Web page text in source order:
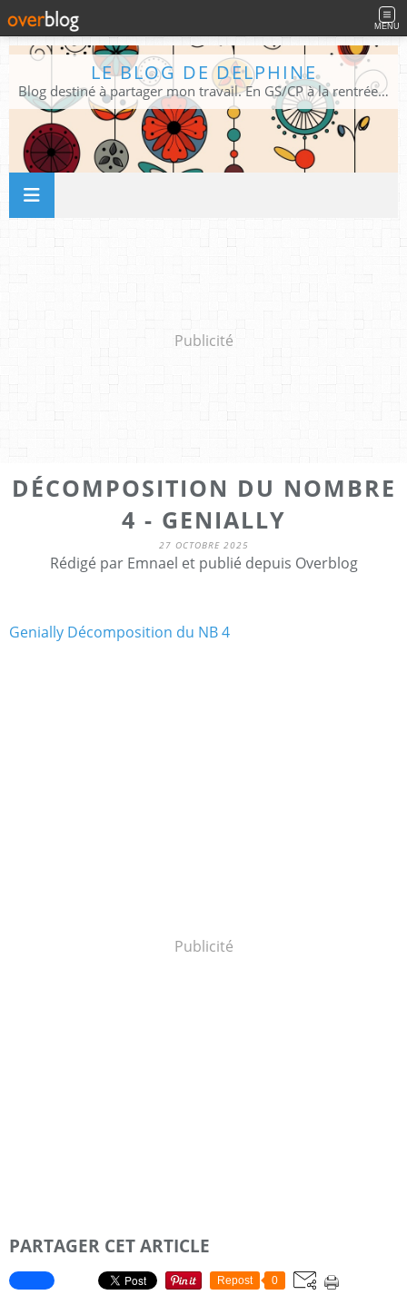
MENU
LE BLOG DE DELPHINE
Blog destiné à partager mon travail. En GS/CP à la rentrée 2026/2027 !
Publicité
DÉCOMPOSITION DU NOMBRE
4 - GENIALLY
27 OCTOBRE 2025
Rédigé par Emnael et publié depuis Overblog
Genially Décomposition du NB 4
Publicité
PARTAGER CET ARTICLE
Repost 0